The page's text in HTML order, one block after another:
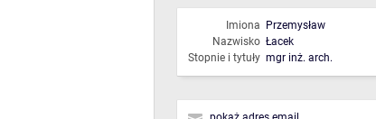
Imiona
Przemysław
Nazwisko Łacek
Stopnie i tytuły mgr inż. arch.